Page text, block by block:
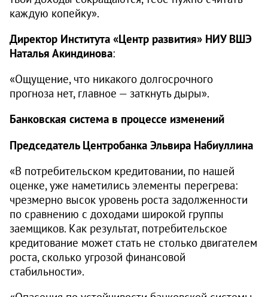
каждую копейку».
Директор Института «Центр развития» НИУ ВШЭ
Наталья Акиндинова:
«Ощущение, что никакого долгосрочного
прогноза нет, главное — заткнуть дыры».
Банковская система в процессе изменений
Председатель Центробанка Эльвира Набиуллина
«В потребительском кредитовании, по нашей
оценке, уже наметились элементы перегрева:
чрезмерно высок уровень роста задолженности
по сравнению с доходами широкой группы
заемщиков. Как результат, потребительское
кредитование может стать не столько двигателем
роста, сколько угрозой финансовой
стабильности».